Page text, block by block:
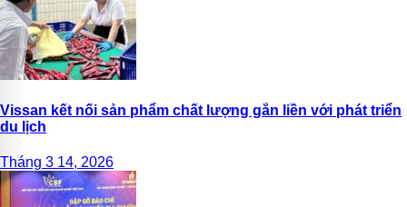
Vissan kết nối sản phẩm chất lượng gắn liền với phát triển
du lịch
Tháng 3 14, 2026